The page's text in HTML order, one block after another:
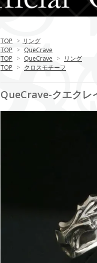
TOP > リング
TOP > QueCrave
TOP > QueCrave > リング
TOP > クロスモチーフ
QueCrave-クエク